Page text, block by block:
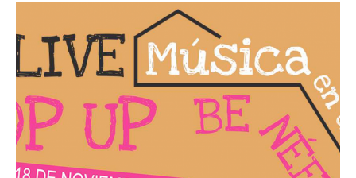
Nevy visitan la Trastienda Musical de 13TV Cafeína sigue sonando
adictivamente en medios de tv y radio. Esta semana, tocó visitar los
platós de 13TV para disfrutar de un gran rato junto a Antonio Hueso
(locutor de "La mejor variedad musical" de Cadena 100) en su 'Trastienda
Musical' en el programa 13 al día. Aquí…